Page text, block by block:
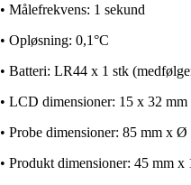
• Målefrekvens: 1 sekund
• Opløsning: 0,1°C
• Batteri: LR44 x 1 stk
• LCD dimensioner: 15 x 32 mm
• Probe dimensioner: 85 mm x Ø
• Produkt dimensioner: 45 mm